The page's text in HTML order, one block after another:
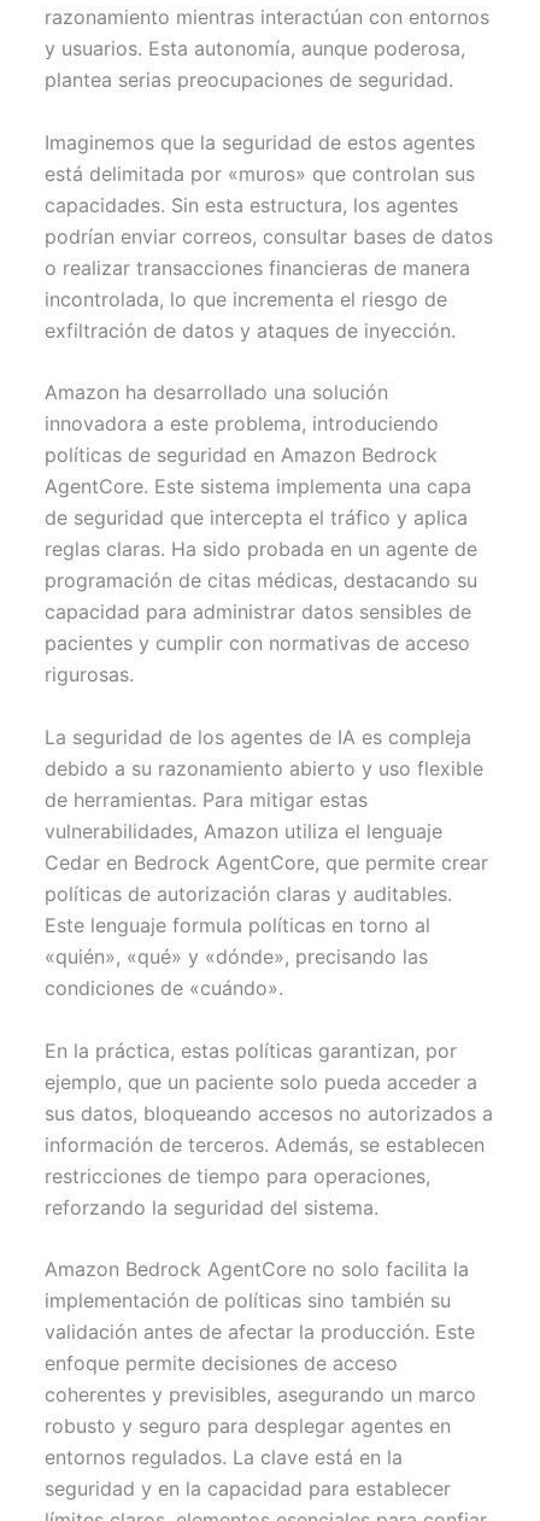
razonamiento mientras interactúan con entornos
y usuarios. Esta autonomía, aunque poderosa,
plantea serias preocupaciones de seguridad.
Imaginemos que la seguridad de estos agentes
está delimitada por «muros» que controlan sus
capacidades. Sin esta estructura, los agentes
podrían enviar correos, consultar bases de datos
o realizar transacciones financieras de manera
incontrolada, lo que incrementa el riesgo de
exfiltración de datos y ataques de inyección.
Amazon ha desarrollado una solución
innovadora a este problema, introduciendo
políticas de seguridad en Amazon Bedrock
AgentCore. Este sistema implementa una capa
de seguridad que intercepta el tráfico y aplica
reglas claras. Ha sido probada en un agente de
programación de citas médicas, destacando su
capacidad para administrar datos sensibles de
pacientes y cumplir con normativas de acceso
rigurosas.
La seguridad de los agentes de IA es compleja
debido a su razonamiento abierto y uso flexible
de herramientas. Para mitigar estas
vulnerabilidades, Amazon utiliza el lenguaje
Cedar en Bedrock AgentCore, que permite crear
políticas de autorización claras y auditables.
Este lenguaje formula políticas en torno al
«quién», «qué» y «dónde», precisando las
condiciones de «cuándo».
En la práctica, estas políticas garantizan, por
ejemplo, que un paciente solo pueda acceder a
sus datos, bloqueando accesos no autorizados a
información de terceros. Además, se establecen
restricciones de tiempo para operaciones,
reforzando la seguridad del sistema.
Amazon Bedrock AgentCore no solo facilita la
implementación de políticas sino también su
validación antes de afectar la producción. Este
enfoque permite decisiones de acceso
coherentes y previsibles, asegurando un marco
robusto y seguro para desplegar agentes en
entornos regulados. La clave está en la
seguridad y en la capacidad para establecer